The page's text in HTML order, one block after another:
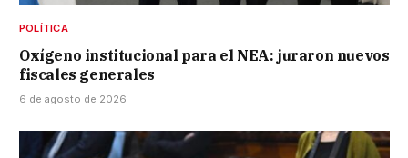
POLÍTICA
Oxígeno institucional para el NEA: juraron nuevos
fiscales generales
6 de agosto de 2026